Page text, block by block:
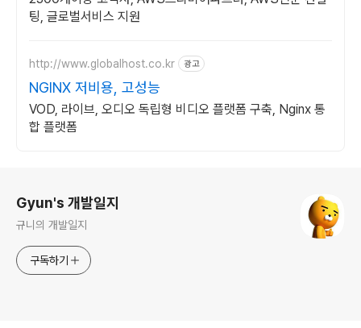
팅, 글로벌서비스 지원
http://www.globalhost.co.kr 광고
NGINX 저비용, 고성능
VOD, 라이브, 오디오 독립형 비디오 플랫폼 구축, Nginx 통
합 플랫폼
Gyun's 개발일지
규니의 개발일지
구독하기